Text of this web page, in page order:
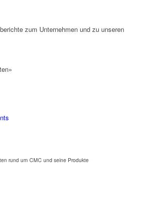
zum Unternehmen und zu unseren
rund um CMC und seine Produkte